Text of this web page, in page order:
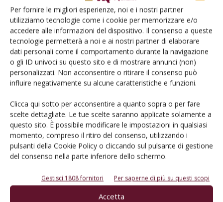
Per fornire le migliori esperienze, noi e i nostri partner
utilizziamo tecnologie come i cookie per memorizzare e/o
accedere alle informazioni del dispositivo. Il consenso a queste
tecnologie permetterà a noi e ai nostri partner di elaborare
dati personali come il comportamento durante la navigazione
o gli ID univoci su questo sito e di mostrare annunci (non)
personalizzati. Non acconsentire o ritirare il consenso può
influire negativamente su alcune caratteristiche e funzioni.
Clicca qui sotto per acconsentire a quanto sopra o per fare
scelte dettagliate. Le tue scelte saranno applicate solamente a
questo sito. È possibile modificare le impostazioni in qualsiasi
momento, compreso il ritiro del consenso, utilizzando i
pulsanti della Cookie Policy o cliccando sul pulsante di gestione
del consenso nella parte inferiore dello schermo.
Gestisci 1808 fornitori Per saperne di più su questi scopi
Accetta
MERCATO
Focus e-commerce: chi acquista? E quali
vini?
DiGilberto Santucci 7 Ottobre 2022